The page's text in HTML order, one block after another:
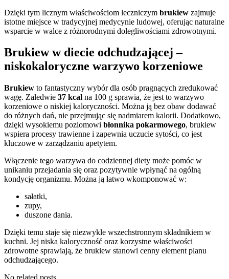
Dzięki tym licznym właściwościom leczniczym brukiew zajmuje
istotne miejsce w tradycyjnej medycynie ludowej, oferując naturalne
wsparcie w walce z różnorodnymi dolegliwościami zdrowotnymi.
Brukiew w diecie odchudzającej –
niskokaloryczne warzywo korzeniowe
Brukiew to fantastyczny wybór dla osób pragnących zredukować
wagę. Zaledwie 37 kcal na 100 g sprawia, że jest to warzywo
korzeniowe o niskiej kaloryczności. Można ją bez obaw dodawać
do różnych dań, nie przejmując się nadmiarem kalorii. Dodatkowo,
dzięki wysokiemu poziomowi błonnika pokarmowego, brukiew
wspiera procesy trawienne i zapewnia uczucie sytości, co jest
kluczowe w zarządzaniu apetytem.
Włączenie tego warzywa do codziennej diety może pomóc w
unikaniu przejadania się oraz pozytywnie wpłynąć na ogólną
kondycję organizmu. Można ją łatwo wkomponować w:
sałatki,
zupy,
duszone dania.
Dzięki temu staje się niezwykle wszechstronnym składnikiem w
kuchni. Jej niska kaloryczność oraz korzystne właściwości
zdrowotne sprawiają, że brukiew stanowi cenny element planu
odchudzającego.